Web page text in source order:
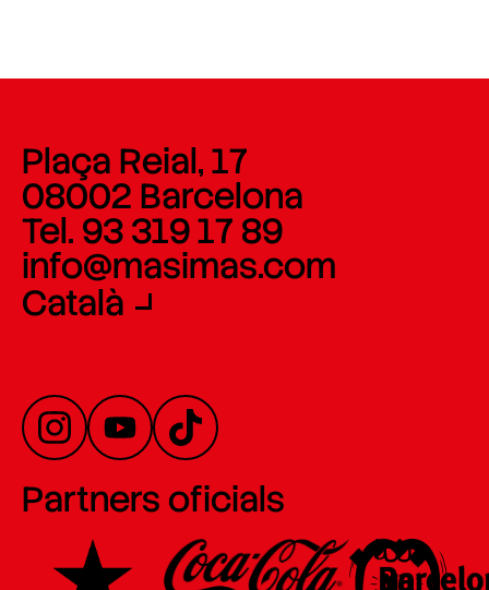
Plaça Reial, 17
08002 Barcelona
Tel. 93 319 17 89
info@masimas.com
Català
Partners oficials